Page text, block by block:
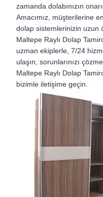
zamanda dolabınızın
Amacımız, müşterilerine
dolap sistemlerinizin uzun
Maltepe Raylı Dolap
uzman ekiplerle, 7/24
ulaşın, sorunlarınızı
Maltepe Raylı Dolap
bizimle iletişime geçin.